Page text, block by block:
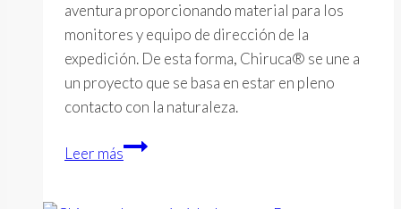
aventura proporcionando material para los
monitores y equipo de dirección de la
expedición. De esta forma, Chiruca® se une a
un proyecto que se basa en estar en pleno
contacto con la naturaleza.
Leer másRuta